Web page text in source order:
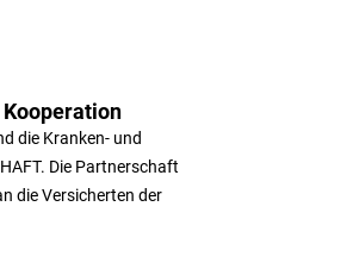
Kooperation
die Kranken- und
Die Partnerschaft
die Versicherten der